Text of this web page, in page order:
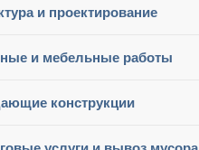
и проектирование
и мебельные работы
конструкции